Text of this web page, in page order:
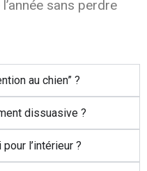
sans perdre
au chien” ?
dissuasive ?
l’intérieur ?